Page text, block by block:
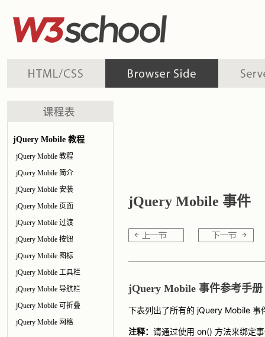
jQuery Mobile 教程
jQuery Mobile 教程
jQuery Mobile 简介
jQuery Mobile 安装
jQuery Mobile 页面
jQuery Mobile 过渡
jQuery Mobile 按钮
jQuery Mobile 图标
jQuery Mobile 工具栏
jQuery Mobile 导航栏
jQuery Mobile 可折叠
jQuery Mobile 网格
jQuery Mobile 事件
jQuery Mobile 事件参考手册
下表列出了所有的 jQuery Mobile 事
注释： 请通过使用 on() 方法来绑定